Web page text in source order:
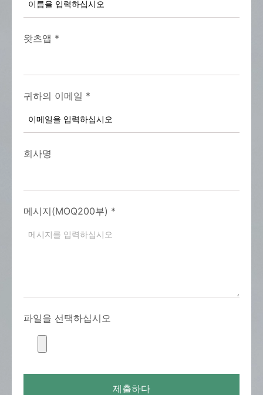
왓츠앱 *
귀하의 이메일 *
회사명
메시지(MOQ200부) *
파일을 선택하십시오
제출하다